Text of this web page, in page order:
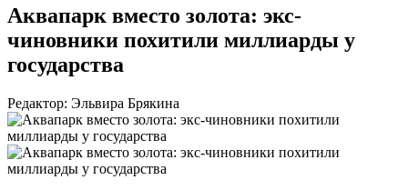
Аквапарк вместо золота: экс-
чиновники похитили миллиарды у
государства
Редактор: Эльвира Брякина